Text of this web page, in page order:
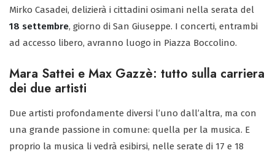
Mirko Casadei, delizierà i cittadini osimani nella serata del
18 settembre, giorno di San Giuseppe. I concerti, entrambi
ad accesso libero, avranno luogo in Piazza Boccolino.
Mara Sattei e Max Gazzè: tutto sulla carriera
dei due artisti
Due artisti profondamente diversi l’uno dall’altra, ma con
una grande passione in comune: quella per la musica. E
proprio la musica li vedrà esibirsi, nelle serate di 17 e 18